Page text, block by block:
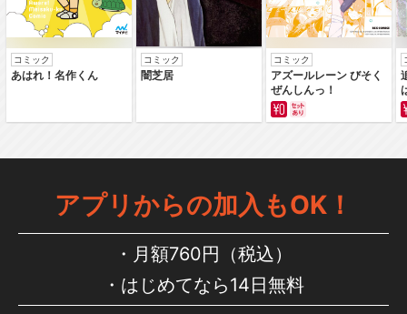
きかんしゃトーマス（シリー
きかんしゃトーマス（シリー
ズ11）
きかんしゃトーマス（シリー
コミック
あはれ！名作くん
コミック
闇芝居
コミック
アズールレーン びそく
ぜんしんっ！
アプリからの加入もOK！
月額760円（税込）
はじめてなら14日無料